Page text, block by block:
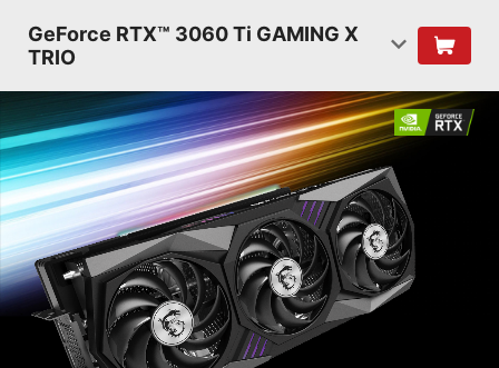
GeForce RTX™ 3060 Ti GAMING X
TRIO